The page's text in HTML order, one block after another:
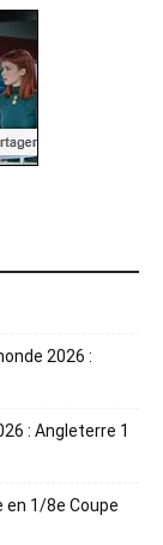
2026 :
: Angleterre 1
en 1/8e Coupe